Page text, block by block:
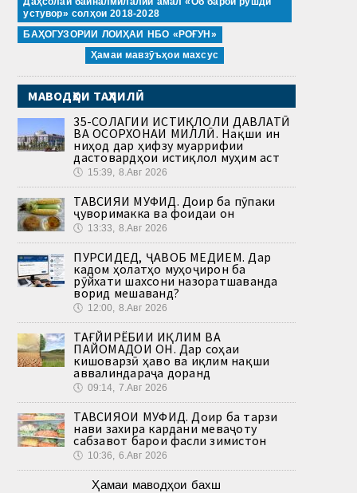
устувор» солҳои 2018-2028
БАҲОГУЗОРИИ ЛОИҲАИ НБО «РОҒУН»
Ҳамаи мавзӯъҳои махсус
МАВОДҲОИ ТАҲЛИЛӢ
35-СОЛАГИИ ИСТИҚЛОЛИ ДАВЛАТӢ
ВА ОСОРХОНАИ МИЛЛӢ. Нақши ин
ниҳод дар ҳифзу муаррифии
дастовардҳои истиқлол муҳим аст
🕔 15:39, 8.Авг 2026
ТАВСИЯИ МУФИД. Доир ба пӯпаки
ҷуворимакка ва фоидаи он
🕔 13:33, 8.Авг 2026
ПУРСИДЕД, ҶАВОБ МЕДИҲЕМ. Дар
кадом ҳолатҳо муҳоҷирон ба
рӯйхати шахсони назоратшаванда
ворид мешаванд?
🕔 12:00, 8.Авг 2026
ТАҒЙИРЁБИИ ИҚЛИМ ВА
ПАЙОМАДҲОИ ОН. Дар соҳаи
кишоварзӣ ҳаво ва иқлим нақши
аввалиндараҷа доранд
🕔 09:14, 7.Авг 2026
ТАВСИЯҲОИ МУФИД. Доир ба тарзи
нави захира кардани меваҷоту
сабзавот барои фасли зимистон
🕔 10:36, 6.Авг 2026
Ҳамаи маводҳои бахш